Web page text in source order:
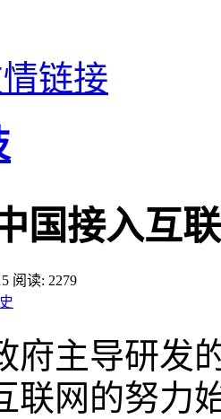
链接
国接入互
阅读: 2279
府主导研发
联网的努力